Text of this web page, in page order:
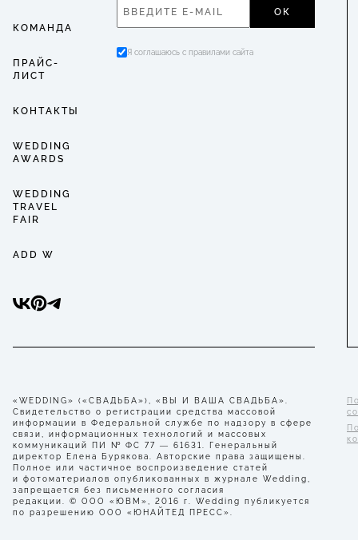
КОМАНДА
ПРАЙС-
ЛИСТ
КОНТАКТЫ
WEDDING
AWARDS
WEDDING
TRAVEL
FAIR
ADD W
ОК
Я соглашаюсь с правилами сайта
«WEDDING» («СВАДЬБА»), «ВЫ И ВАША СВАДЬБА».
Свидетельство о регистрации средства массовой
информации в Федеральной службе по надзору в сфере
связи, информационных технологий и массовых
коммуникаций ПИ № ФС 77 — 61631. Генеральный
директор Елена Бурякова. Авторские права защищены.
Полное или частичное воспроизведение статей
и фотоматериалов опубликованных в журнале Wedding,
запрещается без письменного согласия
редакции. © ООО «ЮВМ», 2016 г. Wedding публикуется
по разрешению ООО «ЮНАЙТЕД ПРЕСС».